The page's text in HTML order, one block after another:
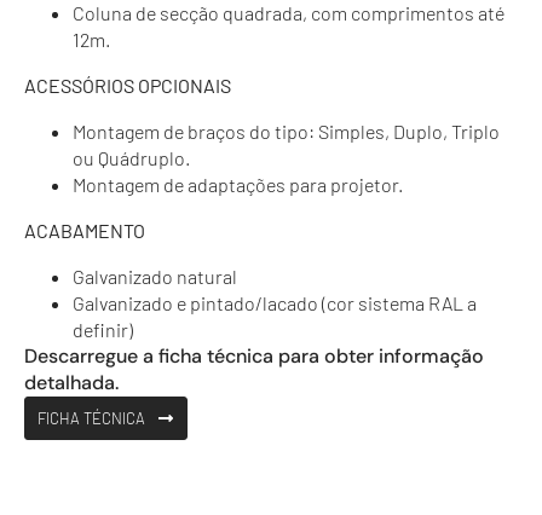
Coluna de secção quadrada, com comprimentos até
12m.
ACESSÓRIOS OPCIONAIS
Montagem de braços do tipo: Simples, Duplo, Triplo
ou Quádruplo.
Montagem de adaptações para projetor.
ACABAMENTO
Galvanizado natural
Galvanizado e pintado/lacado (cor sistema RAL a
definir)
Descarregue a ficha técnica para obter informação
detalhada.
FICHA TÉCNICA